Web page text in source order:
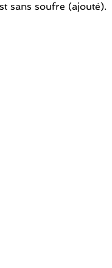
sans soufre (ajouté).